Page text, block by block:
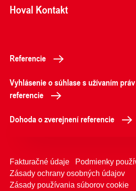
Hoval Kontakt
Referencie
Vyhlásenie o súhlase s užívaním
referencie
Dohoda o zverejnení referencie
Fakturačné údaje
Podmienky
Zásady ochrany osobných údajov
Zásady používania súborov cookie